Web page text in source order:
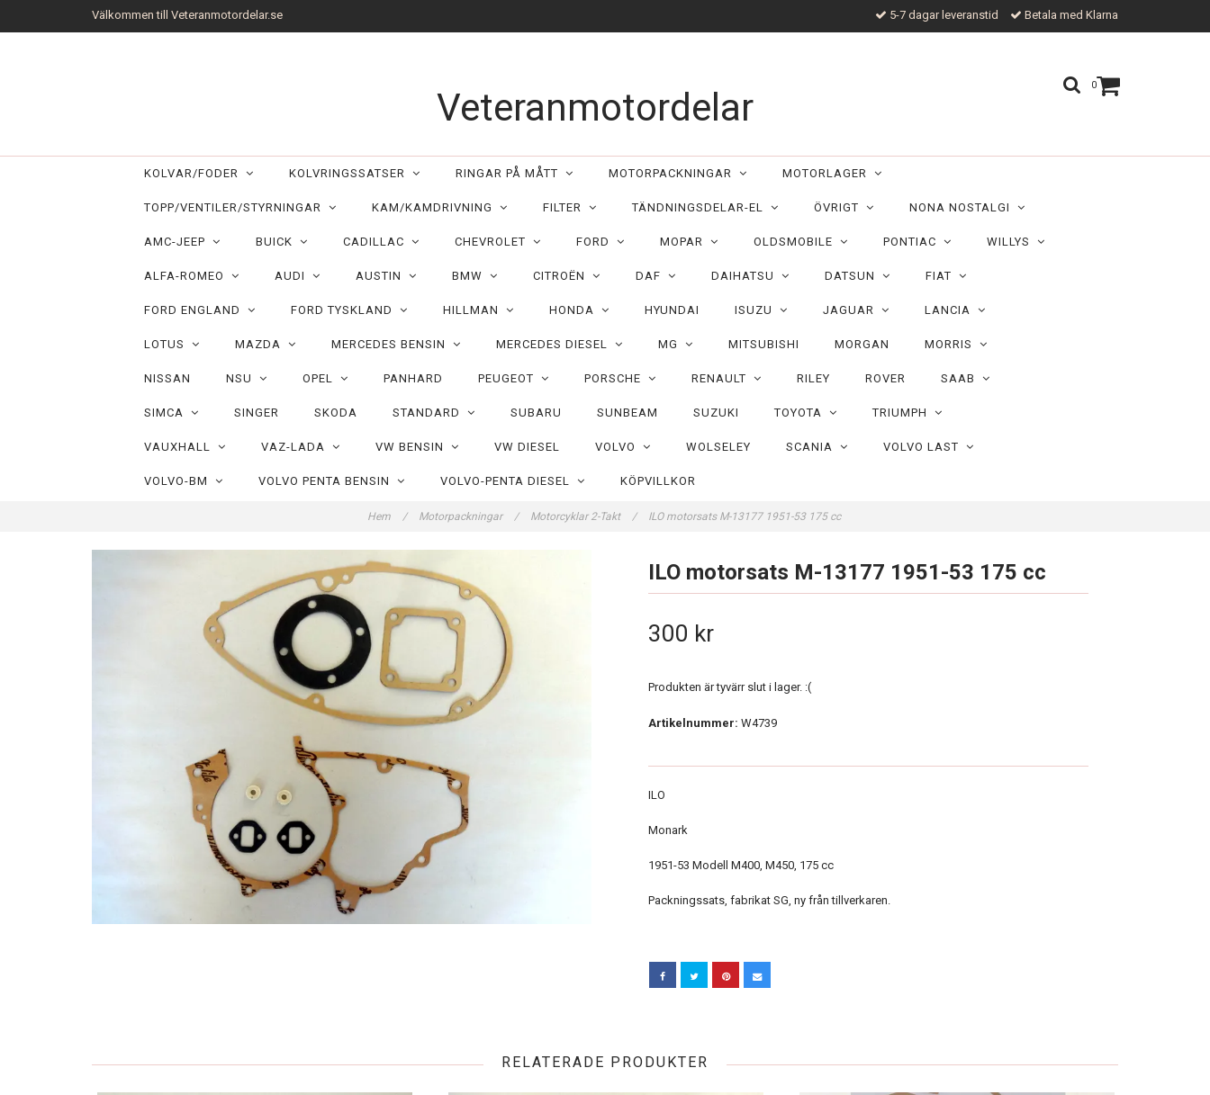
Välkommen till Veteranmotordelar.se 5-7 dagar leveranstid Betala med Klarna
0
Veteranmotordelar
KOLVAR/FODER KOLVRINGSSATSER RINGAR PÅ MÅTT MOTORPACKNINGAR MOTORLAGER
TOPP/VENTILER/STYRNINGAR KAM/KAMDRIVNING FILTER TÄNDNINGSDELAR-EL ÖVRIGT NONA NOSTALGI
AMC-JEEP BUICK CADILLAC CHEVROLET FORD MOPAR OLDSMOBILE PONTIAC WILLYS
ALFA-ROMEO AUDI AUSTIN BMW CITROËN DAF DAIHATSU DATSUN FIAT
FORD ENGLAND FORD TYSKLAND HILLMAN HONDA HYUNDAI ISUZU JAGUAR LANCIA
LOTUS MAZDA MERCEDES BENSIN MERCEDES DIESEL MG MITSUBISHI MORGAN MORRIS
NISSAN NSU OPEL PANHARD PEUGEOT PORSCHE RENAULT RILEY ROVER SAAB
SIMCA SINGER SKODA STANDARD SUBARU SUNBEAM SUZUKI TOYOTA TRIUMPH
VAUXHALL VAZ-LADA VW BENSIN VW DIESEL VOLVO WOLSELEY SCANIA VOLVO LAST
VOLVO-BM VOLVO PENTA BENSIN VOLVO-PENTA DIESEL KÖPVILLKOR
Hem / Motorpackningar / Motorcyklar 2-Takt / ILO motorsats M-13177 1951-53 175 cc
ILO motorsats M-13177 1951-53 175 cc
300 kr
Produkten är tyvärr slut i lager. :(
Artikelnummer: W4739
ILO
Monark
1951-53 Modell M400, M450, 175 cc
Packningssats, fabrikat SG, ny från tillverkaren.
RELATERADE PRODUKTER